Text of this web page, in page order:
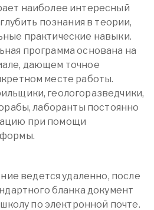
наиболее интересный
познания в теории,
практические навыки.
программа основана на
дающем точное
месте работы.
геологоразведчики,
лаборанты постоянно
при помощи
ведется удаленно, после
бланка документ
по электронной почте.